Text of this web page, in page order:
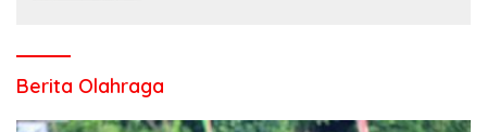
Berita Olahraga